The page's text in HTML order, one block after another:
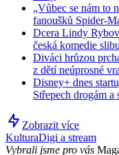
„Vůbec se nám to
fanoušků Spider-
Dcera Lindy
česká komedie
Diváci hrůzou
z dětí neúprosné
Disney+ dnes
Střepech drogám
Zobrazit více
KulturaDigi a stream
Vybrali jsme pro vás